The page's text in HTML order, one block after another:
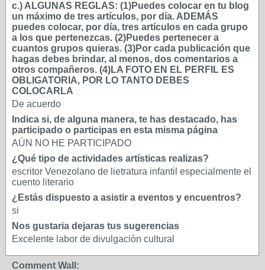
c.) ALGUNAS REGLAS: (1)Puedes colocar en tu blog
un máximo de tres artículos, por día. ADEMÁS
puedes colocar, por día, tres artículos en cada grupo
a los que pertenezcas. (2)Puedes pertenecer a
cuantos grupos quieras. (3)Por cada publicación que
hagas debes brindar, al menos, dos comentarios a
otros compañeros. (4)LA FOTO EN EL PERFIL ES
OBLIGATORIA, POR LO TANTO DEBES
COLOCARLA
De acuerdo
Indica si, de alguna manera, te has destacado, has
participado o participas en esta misma página
AÚN NO HE PARTICIPADO
¿Qué tipo de actividades artísticas realizas?
escritor Venezolano de lietratura infantil especialmente el
cuento literario
¿Estás dispuesto a asistir a eventos y encuentros?
si
Nos gustaria dejaras tus sugerencias
Excelente labor de divulgaciòn cultural
Comment Wall: